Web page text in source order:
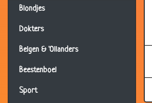
Blondjes
Dokters
Belgen & 'Ollanders
Beestenboel
Sport